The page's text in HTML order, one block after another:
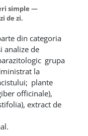
simple —
de zi.
din categoria
analize de
grupa
la
plante
officinale),
extract de